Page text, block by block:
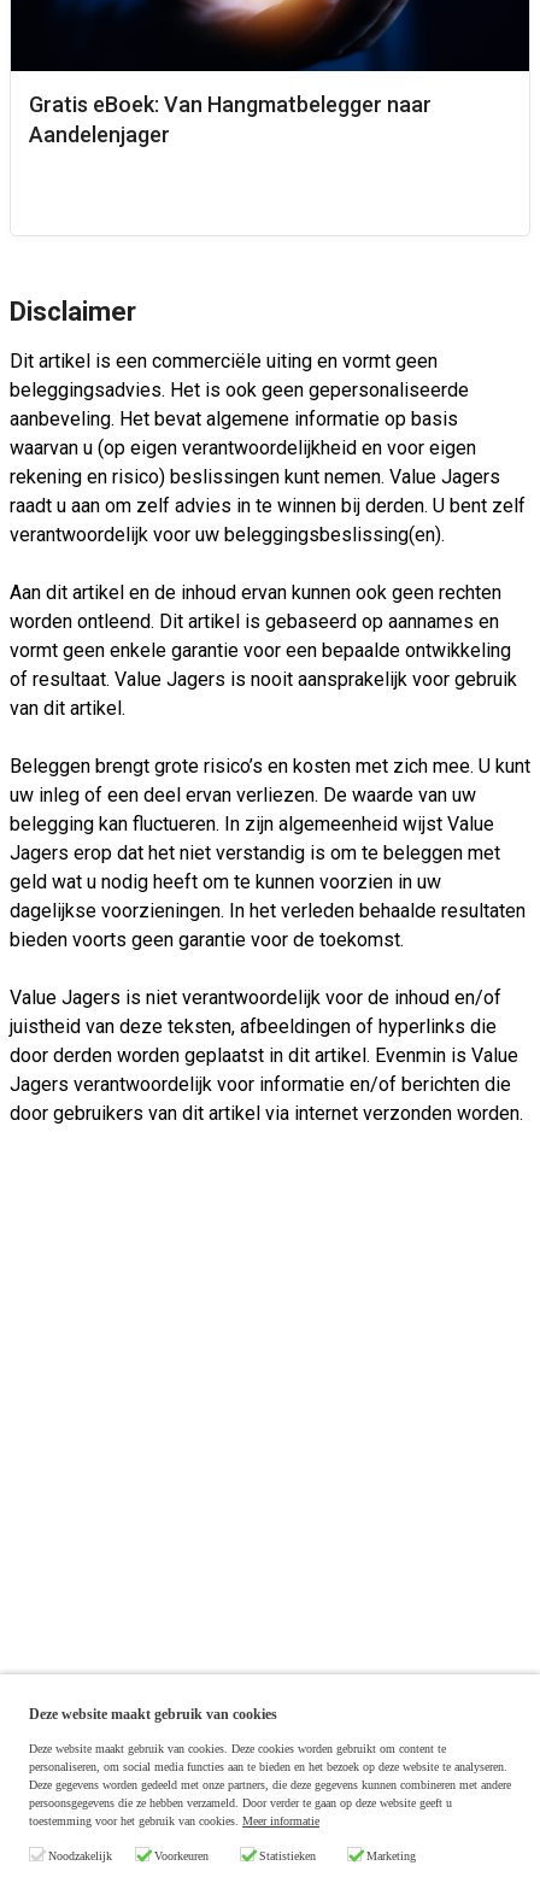
Gratis eBoek: Van Hangmatbelegger naar
Aandelenjager
Disclaimer
Dit artikel is een commerciële uiting en vormt geen
beleggingsadvies. Het is ook geen gepersonaliseerde
aanbeveling. Het bevat algemene informatie op basis
waarvan u (op eigen verantwoordelijkheid en voor eigen
rekening en risico) beslissingen kunt nemen. Value Jagers
raadt u aan om zelf advies in te winnen bij derden. U bent zelf
verantwoordelijk voor uw beleggingsbeslissing(en).
Aan dit artikel en de inhoud ervan kunnen ook geen rechten
worden ontleend. Dit artikel is gebaseerd op aannames en
vormt geen enkele garantie voor een bepaalde ontwikkeling
of resultaat. Value Jagers is nooit aansprakelijk voor gebruik
van dit artikel.
Beleggen brengt grote risico’s en kosten met zich mee. U kunt
uw inleg of een deel ervan verliezen. De waarde van uw
belegging kan fluctueren. In zijn algemeenheid wijst Value
Jagers erop dat het niet verstandig is om te beleggen met
geld wat u nodig heeft om te kunnen voorzien in uw
dagelijkse voorzieningen. In het verleden behaalde resultaten
bieden voorts geen garantie voor de toekomst.
Value Jagers is niet verantwoordelijk voor de inhoud en/of
juistheid van deze teksten, afbeeldingen of hyperlinks die
door derden worden geplaatst in dit artikel. Evenmin is Value
Jagers verantwoordelijk voor informatie en/of berichten die
door gebruikers van dit artikel via internet verzonden worden.
Deze website maakt gebruik van cookies
Deze website maakt gebruik van cookies. Deze cookies worden gebruikt om content te
personaliseren, om social media functies aan te bieden en het bezoek op deze website te analyseren.
Deze gegevens worden gedeeld met onze partners, die deze gegevens kunnen combineren met andere
persoonsgegevens die ze hebben verzameld. Door verder te gaan op deze website geeft u
toestemming voor het gebruik van cookies. Meer informatie
Noodzakelijk Voorkeuren Statistieken Marketing